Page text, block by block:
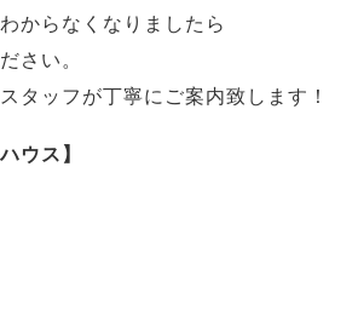
からなくなりましたら
さい。
タッフが丁寧にご案内致します！
ウス】